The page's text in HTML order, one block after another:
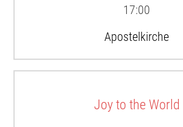
17:00
Apostelkirche
Joy to the World